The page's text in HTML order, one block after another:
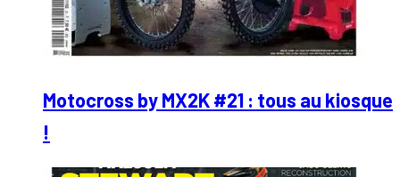
Motocross by MX2K #21 : tous au kiosque
!